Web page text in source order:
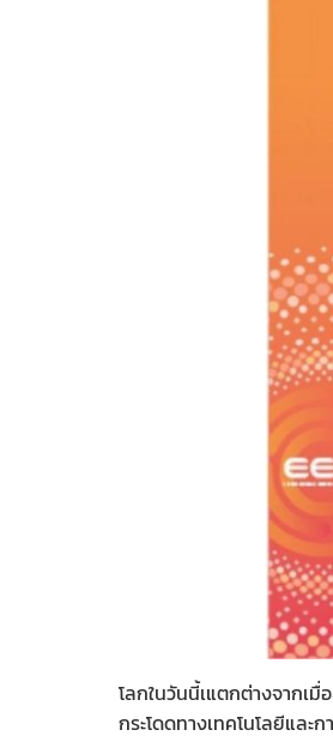
โลกในวันนี้เแตกต่างจากเ
กระโดดทางเทคโนโลยีแล